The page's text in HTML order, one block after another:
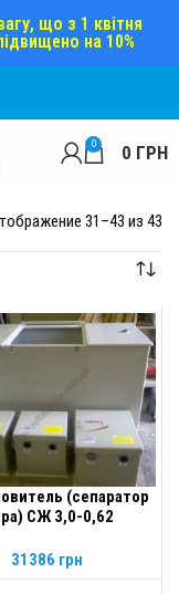
0 0 ГРН
31–43 из 43
(сепаратор
СЖ 3,0-0,62
31386 грн
що з 1 квітня
на 10%